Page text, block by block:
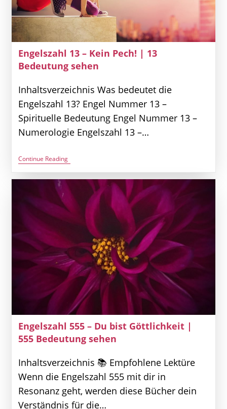
Engelszahl 13 – Kein Pech! | 13
Bedeutung sehen
Inhaltsverzeichnis Was bedeutet die
Engelszahl 13? Engel Nummer 13 –
Spirituelle Bedeutung Engel Nummer 13 –
Numerologie Engelszahl 13 –…
Continue ReadingEngelszahl
13
–
Pech!
13
Sehen
Engelszahl 555 – Du bist Göttlichkeit |
555 Bedeutung sehen
Inhaltsverzeichnis 📚 Empfohlene Lektüre
Wenn die Engelszahl 555 mit dir in
Resonanz geht, werden diese Bücher dein
Verständnis für die…